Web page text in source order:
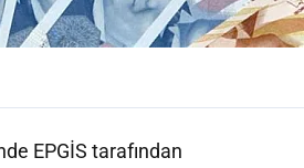
EPGİS tarafından